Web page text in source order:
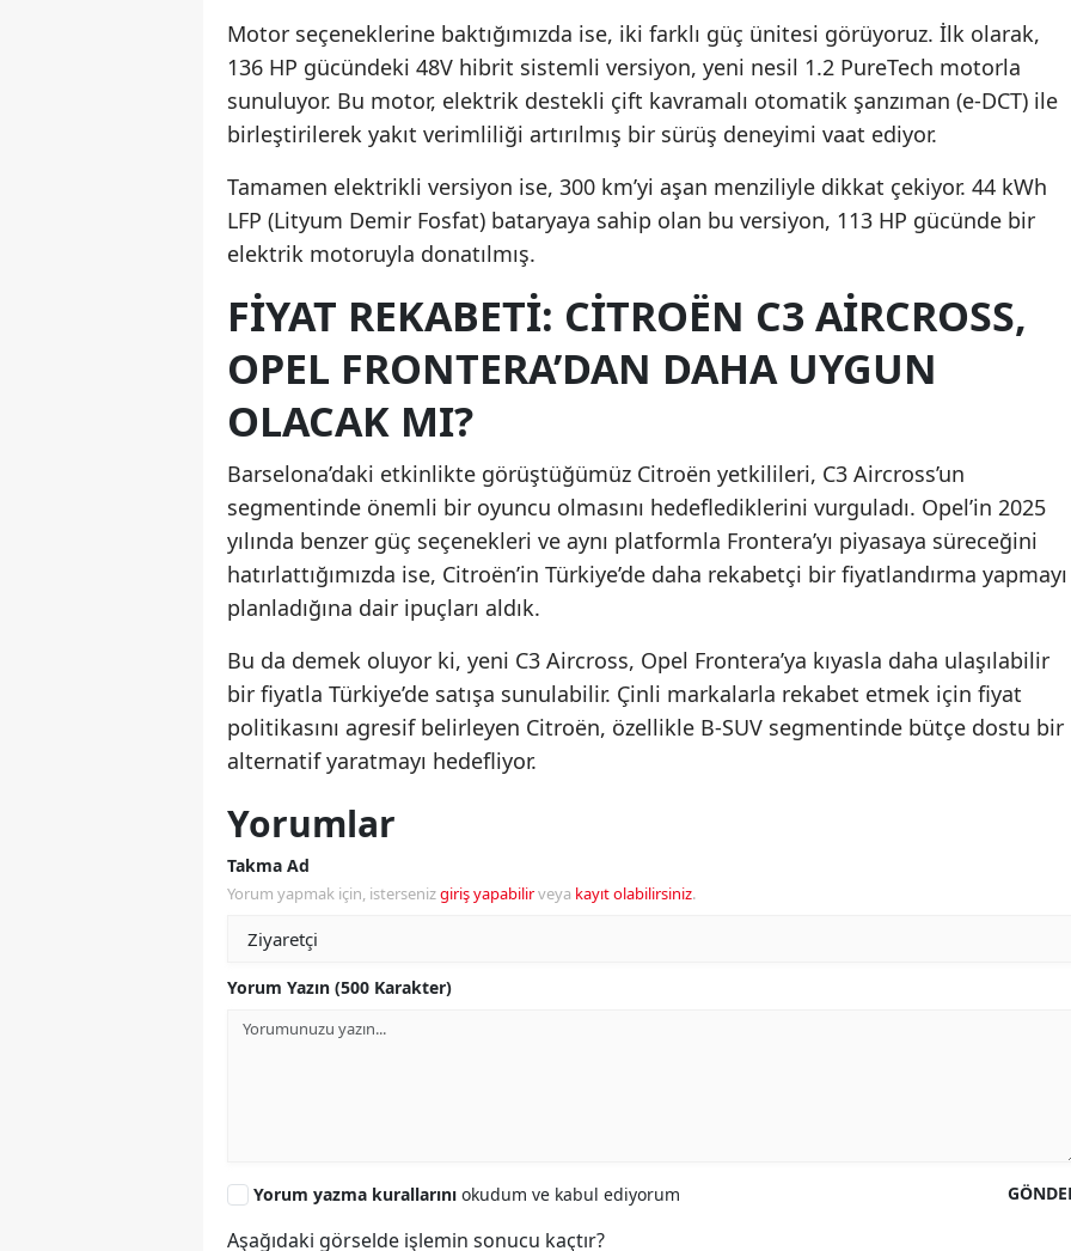
Motor seçeneklerine baktığımızda ise, iki farklı güç ünitesi görüyoruz. İlk olarak,
136 HP gücündeki 48V hibrit sistemli versiyon, yeni nesil 1.2 PureTech motorla
sunuluyor. Bu motor, elektrik destekli çift kavramalı otomatik şanzıman (e-DCT) ile
birleştirilerek yakıt verimliliği artırılmış bir sürüş deneyimi vaat ediyor.
Tamamen elektrikli versiyon ise, 300 km’yi aşan menziliyle dikkat çekiyor. 44 kWh
LFP (Lityum Demir Fosfat) bataryaya sahip olan bu versiyon, 113 HP gücünde bir
elektrik motoruyla donatılmış.
FIYAT REKABETI: CITROËN C3 AIRCROSS,
OPEL FRONTERA’DAN DAHA UYGUN
OLACAK MI?
Barselona’daki etkinlikte görüştüğümüz Citroën yetkilileri, C3 Aircross’un
segmentinde önemli bir oyuncu olmasını hedeflediklerini vurguladı. Opel’in 2025
yılında benzer güç seçenekleri ve aynı platformla Frontera’yı piyasaya süreceğini
hatırlattığımızda ise, Citroën’in Türkiye’de daha rekabetçi bir fiyatlandırma yapmayı
planladığına dair ipuçları aldık.
Bu da demek oluyor ki, yeni C3 Aircross, Opel Frontera’ya kıyasla daha ulaşılabilir
bir fiyatla Türkiye’de satışa sunulabilir. Çinli markalarla rekabet etmek için fiyat
politikasını agresif belirleyen Citroën, özellikle B-SUV segmentinde bütçe dostu bir
alternatif yaratmayı hedefliyor.
Yorumlar
Takma Ad
Yorum yapmak için, istersenizgiriş yapabilirveya kayıt olabilirsiniz.
Yorum Yazın (500 Karakter)
Yorum yazma kurallarını okudum ve kabul ediyorum
Aşağıdaki görselde işlemin sonucu kaçtır?